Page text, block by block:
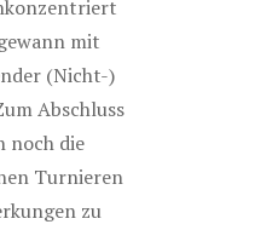
mit
(Nicht-)
Abschluss
noch die
Turnieren
zu